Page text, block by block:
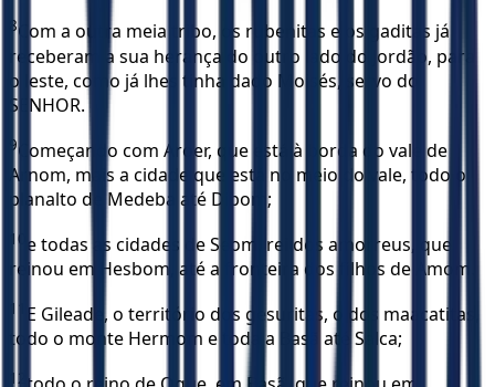
8Com a outra meia tribo, os rubenitas e os gaditas já
receberam a sua herança do outro lado do Jordão, para
o leste, como já lhes tinha dado Moisés, servo do
SENHOR.
9Começando com Aroer, que está à borda do vale de
Arnom, mais a cidade que está no meio do vale, todo o
planalto de Medeba até Dibom;
10 e todas as cidades de Seom, rei dos amorreus, que
reinou em Hesbom, até a fronteira dos filhos de Amom.
11
E Gileade, o território dos gesuritas, o dos maacatitas,
todo o monte Hermom e toda a Basã até Salca;
12